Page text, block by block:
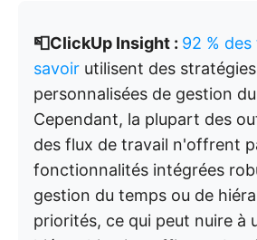
📮ClickUp Insight : 92 %
savoir utilisent des stratégies
personnalisées de gestion
Cependant, la plupart des
des flux de travail n'offrent
fonctionnalités intégrées
gestion du temps ou de
priorités, ce qui peut nuire à